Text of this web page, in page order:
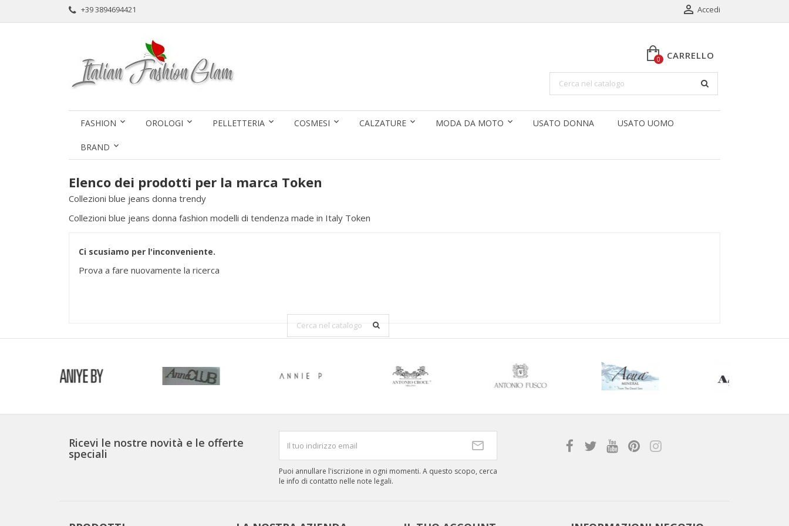
+39 3894694421  Accedi
CARRELLO
0
FASHION OROLOGI PELLETTERIA COSMESI CALZATURE MODA DA MOTO USATO DONNA USATO UOMO
BRAND
Elenco dei prodotti per la marca Token
Collezioni blue jeans donna trendy
Collezioni blue jeans donna fashion modelli di tendenza made in Italy Token
Ci scusiamo per l'inconveniente.
Prova a fare nuovamente la ricerca
Ricevi le nostre novità e le offerte
speciali
Puoi annullare l'iscrizione in ogni momenti. A questo scopo, cerca
le info di contatto nelle note legali.